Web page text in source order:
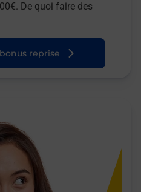
De quoi faire des
reprise